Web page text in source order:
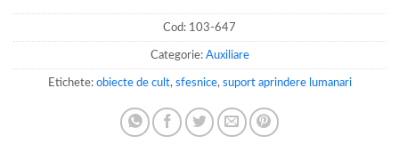
Cod: 103-647
Categorie: Auxiliare
Etichete: obiecte de cult, sfesnice, suport aprindere lumanari